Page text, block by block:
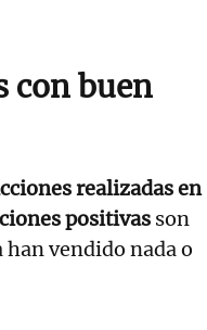
con buen
realizadas en
positivas son
vendido nada o